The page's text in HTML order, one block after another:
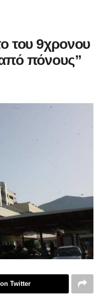
του 9χρονου
πόνους”
Twitter